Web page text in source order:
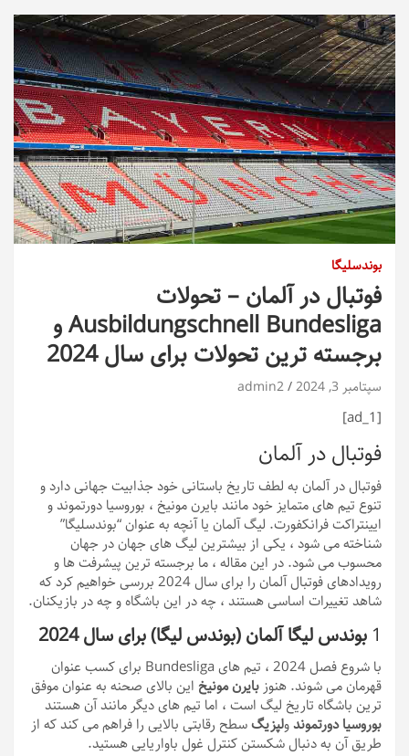
بوندسلیگا
فوتبال در آلمان – تحولات
Ausbildungschnell Bundesliga و
برجسته ترین تحولات برای سال 2024
سپتامبر 3, 2024 admin2
[ad_1]
فوتبال در آلمان
فوتبال در آلمان به لطف تاریخ باستانی خود جذابیت جهانی دارد و
تنوع تیم های متمایز خود مانند بایرن مونیخ ، بوروسیا دورتموند و
ایینتراکت فرانکفورت. لیگ آلمان یا آنچه به عنوان “بوندسلیگا”
شناخته می شود ، یکی از بیشترین لیگ های جهان در جهان
محسوب می شود. در این مقاله ، ما برجسته ترین پیشرفت ها و
رویدادهای فوتبال آلمان را برای سال 2024 بررسی خواهیم کرد که
شاهد تغییرات اساسی هستند ، چه در این باشگاه و چه در بازیکنان.
1 بوندس لیگا آلمان (بوندس لیگا) برای سال 2024
با شروع فصل 2024 ، تیم های Bundesliga برای کسب عنوان
قهرمان می شوند. هنوز بایرن مونیخ این بالای صحنه به عنوان موفق
ترین باشگاه تاریخ لیگ است ، اما تیم های دیگر مانند آن هستند
بوروسیا دورتموندولپزیگسطح رقابتی بالایی را فراهم می کند که از
طریق آن به دنبال شکستن کنترل غول باواریایی هستید.